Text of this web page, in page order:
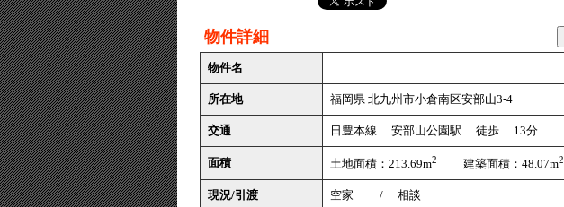
物件詳細
物件名
所在地 福岡県 北九州市小倉南区安部山3-4
交通 日豊本線 安部山公園駅 徒歩 13分
面積 土地面積：213.69m2 建築面積：48.07m2
現況/引渡 空家 / 相談